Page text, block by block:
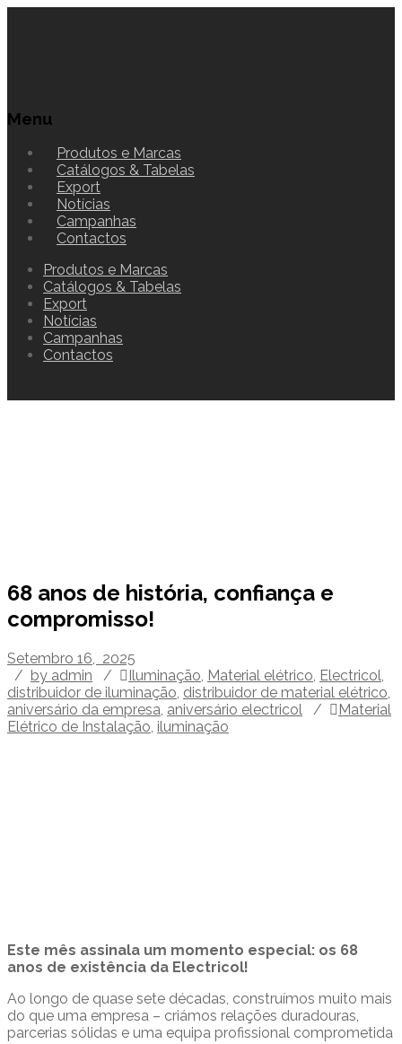
Menu
Produtos e Marcas
Catálogos & Tabelas
Export
Notícias
Campanhas
Contactos
Produtos e Marcas
Catálogos & Tabelas
Export
Notícias
Campanhas
Contactos
68 anos de história, confiança e
compromisso!
Setembro 16, 2025
/ by admin / Iluminação, Material elétrico, Electricol,
distribuidor de iluminação, distribuidor de material elétrico,
aniversário da empresa, aniversário electricol /
Material
Elétrico de Instalação, iluminação
Este mês assinala um momento especial: os 68
anos de existência da Electricol!
Ao longo de quase sete décadas, construímos muito mais
do que uma empresa – criámos relações duradouras,
parcerias sólidas e uma equipa profissional comprometida